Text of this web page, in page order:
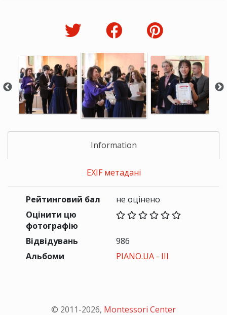
Information
EXIF метадані
Рейтинговий бал
не оцінено
Оцінити цю
фотографію
Відвідувань
986
Альбоми
PIANO.UA - III
© 2011-2026, Montessori Center